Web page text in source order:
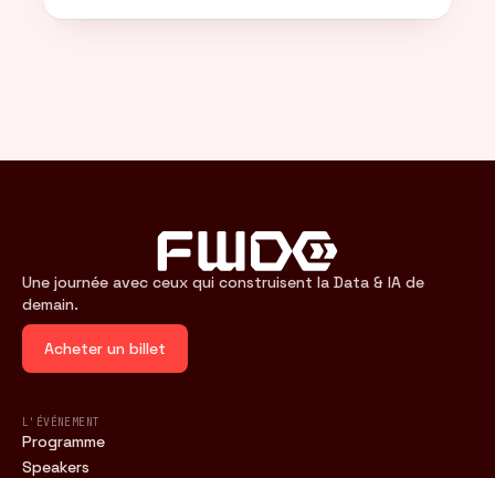
Une journée avec ceux qui construisent la Data & IA de
demain.
Acheter un billet
L'ÉVÉNEMENT
Programme
Speakers